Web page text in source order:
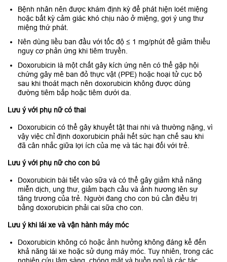
Bệnh nhân nên được khám định kỳ để phát hiện loét miệng
hoặc bất kỳ cảm giác khó chịu nào ở miệng, gợi ý ung thư
miệng thứ phát.
Nên dùng liều ban đầu với tốc độ ≤ 1 mg/phút để giảm thiểu
nguy cơ phản ứng khi tiêm truyền.
Doxorubicin là một chất gây kích ứng nên có thể gặp hội
chứng gây mê ban đỏ thực vật (PPE) hoặc hoại tử cục bộ
sau khi thoát mạch nên doxorubicin không được dùng
đường tiêm bắp hoặc tiêm dưới da.
Lưu ý với phụ nữ có thai
Doxorubicin có thể gây khuyết tật thai nhi và thường nặng, vì
vậy việc chỉ định doxorubicin phải hết sức hạn chế sau khi
đã cân nhắc giữa lợi ích của mẹ và tác hại đối với trẻ.
Lưu ý với phụ nữ cho con bú
Doxorubicin bài tiết vào sữa và có thể gây giảm khả năng
miễn dịch, ung thư, giảm bạch cầu và ảnh hương lên sự
tăng trương của trẻ. Người đang cho con bú cần điều trị
bằng doxorubicin phải cai sữa cho con.
Lưu ý khi lái xe và vận hành máy móc
Doxorubicin không có hoặc ảnh hưởng không đáng kể đến
khả năng lái xe hoặc sử dụng máy móc. Tuy nhiên, trong các